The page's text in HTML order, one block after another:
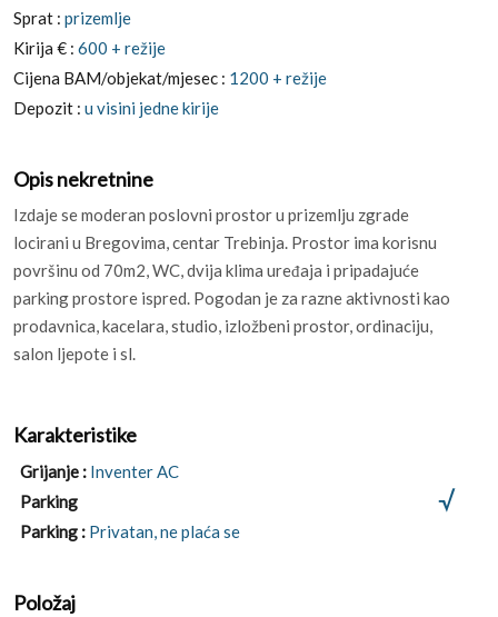
Sprat : prizemlje
Kirija € : 600 + režije
Cijena BAM/objekat/mjesec : 1200 + režije
Depozit : u visini jedne kirije
Opis nekretnine
Izdaje se moderan poslovni prostor u prizemlju zgrade
locirani u Bregovima, centar Trebinja. Prostor ima korisnu
površinu od 70m2, WC, dvija klima uređaja i pripadajuće
parking prostore ispred. Pogodan je za razne aktivnosti kao
prodavnica, kacelara, studio, izložbeni prostor, ordinaciju,
salon ljepote i sl.
Karakteristike
Grijanje : Inventer AC
Parking
Parking : Privatan, ne plaća se
Položaj